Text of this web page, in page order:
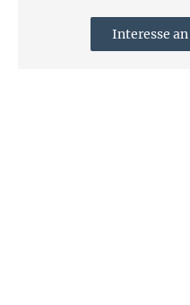
Interesse